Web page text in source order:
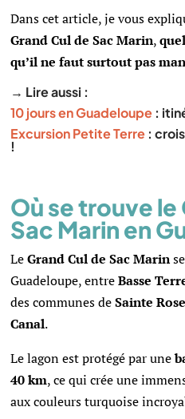
Dans cet article, je vous
Grand Cul de Sac Marin,
qu’il ne faut surtout pas
→ Lire aussi :
10 jours en Guadeloupe :
Excursion Petite Terre :
!
Où se trouve le
Sac Marin en
LeGrand Cul de Sac Marin
Guadeloupe, entreBasse
des communes deSainte
Canal.
Le lagon est protégé par une
40 km, ce qui crée une
aux couleurs turquoise